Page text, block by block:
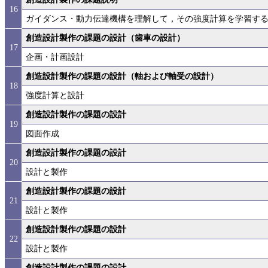
16
ガイダンス・動力伝達機構を理解して，その強度計算を学習す
17
創造設計製作の課題の設計（歯車の設計）
企画・計画設計
18
創造設計製作の課題の設計（軸および軸受の設計）
強度計算と設計
19
創造設計製作の課題の設計
図面作成
20
創造設計製作の課題の設計
設計と製作
21
創造設計製作の課題の設計
設計と製作
22
創造設計製作の課題の設計
設計と製作